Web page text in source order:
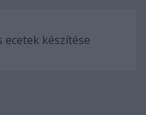
ecetek készítése